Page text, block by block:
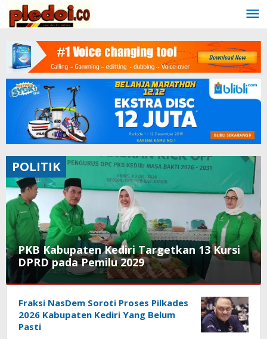
content
PKB Kabupaten Kediri Targetkan 13 Kursi
DPRD pada Pemilu 2029
POLITIK
2026-
POLITIK
Fraksi NasDem Soroti Proses Pilkades
2026 Kabupaten Kediri Yang Belum
Pasti